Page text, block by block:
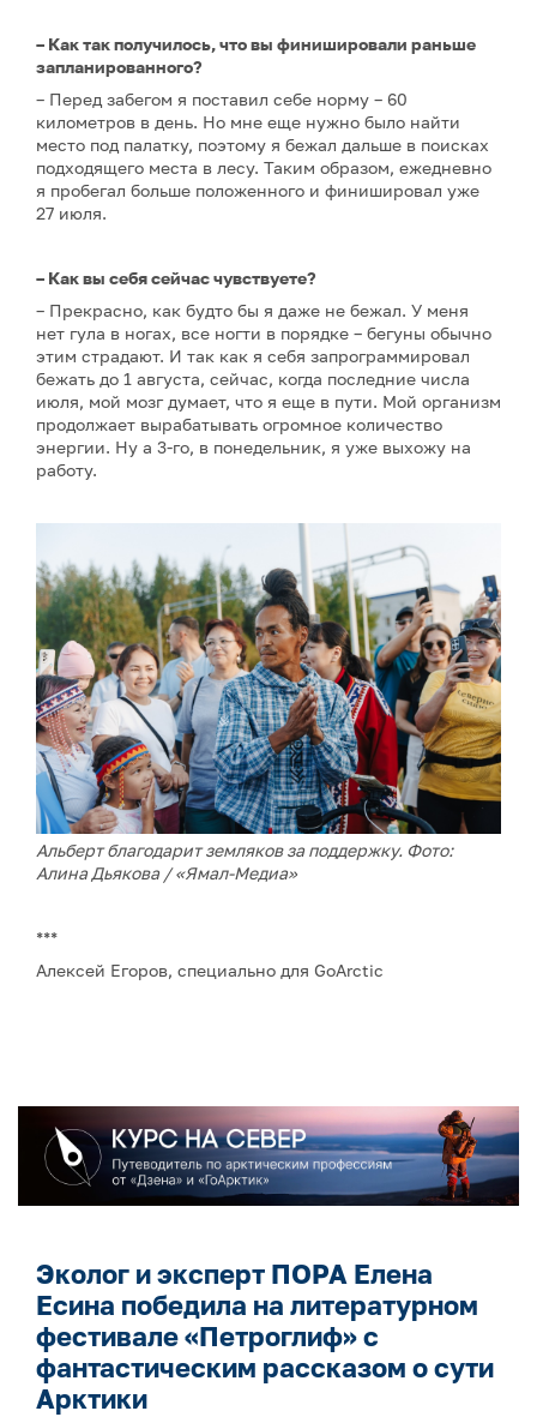
– Как так получилось, что вы финишировали раньше
запланированного?
– Перед забегом я поставил себе норму – 60
километров в день. Но мне еще нужно было найти
место под палатку, поэтому я бежал дальше в поисках
подходящего места в лесу. Таким образом, ежедневно
я пробегал больше положенного и финишировал уже
27 июля.
– Как вы себя сейчас чувствуете?
– Прекрасно, как будто бы я даже не бежал. У меня
нет гула в ногах, все ногти в порядке – бегуны обычно
этим страдают. И так как я себя запрограммировал
бежать до 1 августа, сейчас, когда последние числа
июля, мой мозг думает, что я еще в пути. Мой организм
продолжает вырабатывать огромное количество
энергии. Ну а 3-го, в понедельник, я уже выхожу на
работу.
Альберт благодарит земляков за поддержку. Фото:
Алина Дьякова / «Ямал-Медиа»
***
Алексей Егоров, специально для GoArctic
Эколог и эксперт ПОРА Елена
Есина победила на литературном
фестивале «Петроглиф» с
фантастическим рассказом о сути
Арктики